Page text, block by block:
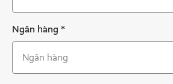
Ngân hàng *